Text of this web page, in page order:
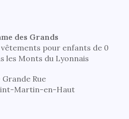
des Grands
pour enfants de 0
les Monts du Lyonnais
Grande Rue
Martin-en-Haut